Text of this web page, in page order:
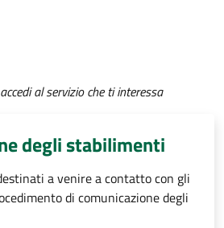
al servizio che ti interessa
degli stabilimenti
a venire a contatto con gli
di comunicazione degli